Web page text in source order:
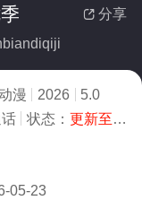
 分享
漫 2026
5.0
状态： 更新至第12集
05-23